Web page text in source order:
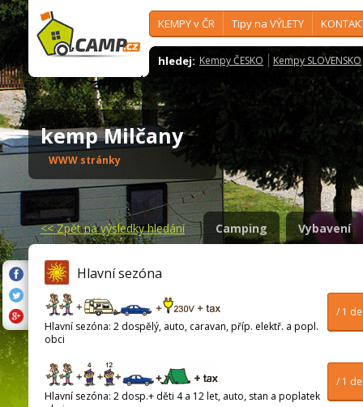
KEMPY v ČR Tipy na VÝLETY
hledej: Kempy ČESKO Kempy SLOVENSKO
kemp Milčany
WWW stránky
<<Zpět na výsledky hledání Camping Vybavení
Hlavní sezóna
/ 1
Hlavní sezóna: 2 dospělý, auto, caravan, příp. elektř. a popl.
obci
/ 1
Hlavní sezóna: 2 dosp.+ děti 4 a 12 let, auto, stan a poplatek